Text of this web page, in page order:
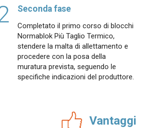
Seconda fase
Completato il primo corso di blocchi
Normablok Più Taglio Termico,
stendere la malta di allettamento e
procedere con la posa della
muratura prevista, seguendo le
specifiche indicazioni del produttore.
Vantaggi